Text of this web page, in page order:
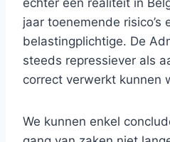
echter een realiteit in
jaar toenemende risico’s
belastingplichtige. De
steeds repressiever als
correct verwerkt kunnen
We kunnen enkel